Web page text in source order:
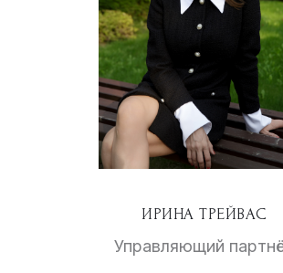
ИРИНА ТРЕЙВАС
Управляющий